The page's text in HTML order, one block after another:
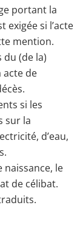
portant la
exigée si l’acte
mention.
du (de la)
acte de
si les
sur la
d’eau,
naissance, le
de célibat.